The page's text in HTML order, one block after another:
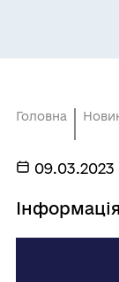
Головна
09.03.2023